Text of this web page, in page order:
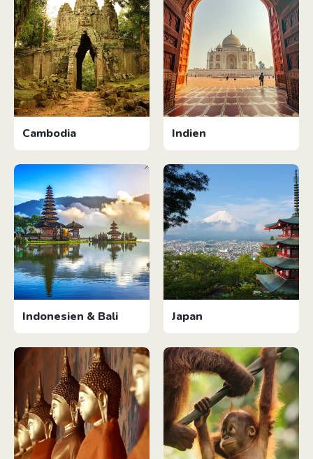
Cambodia Indien
Indonesien & Bali Japan